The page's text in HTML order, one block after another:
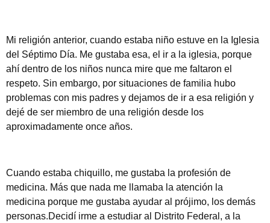
Mi religión anterior, cuando estaba niño estuve en la Iglesia
del Séptimo Día. Me gustaba esa, el ir a la iglesia, porque
ahí dentro de los niños nunca mire que me faltaron el
respeto. Sin embargo, por situaciones de familia hubo
problemas con mis padres y dejamos de ir a esa religión y
dejé de ser miembro de una religión desde los
aproximadamente once años.
Cuando estaba chiquillo, me gustaba la profesión de
medicina. Más que nada me llamaba la atención la
medicina porque me gustaba ayudar al prójimo, los demás
personas.Decidí irme a estudiar al Distrito Federal, a la